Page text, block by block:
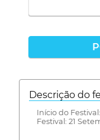
Descrição do
Início do
Festival: 21